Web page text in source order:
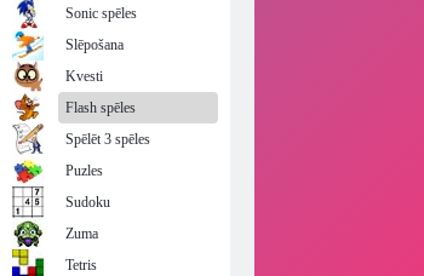
Sonic spēles
Slēpošana
Kvesti
Flash spēles
Spēlēt 3 spēles
Puzles
Sudoku
Zuma
Tetris